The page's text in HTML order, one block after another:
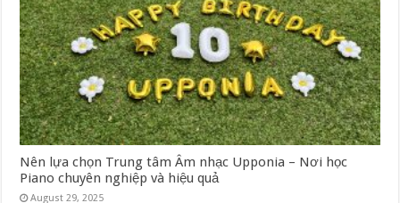
Nên lựa chọn Trung tâm Âm nhạc Upponia – Nơi học
Piano chuyên nghiệp và hiệu quả
August 29, 2025